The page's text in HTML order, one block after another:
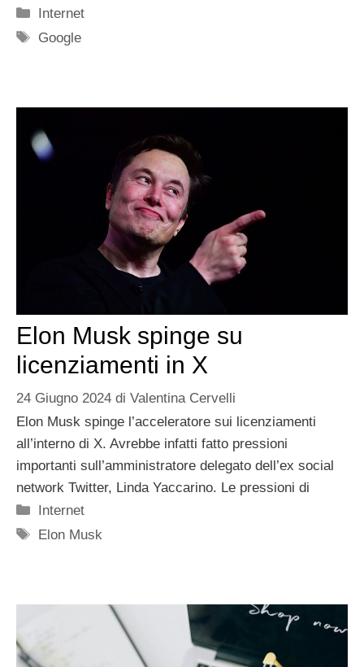
Categorie
Internet
Tag
Google
Elon Musk spinge su
licenziamenti in X
24 Giugno 2024 di Valentina Cervelli
Elon Musk spinge l’acceleratore sui licenziamenti
all’interno di X. Avrebbe infatti fatto pressioni
importanti sull’amministratore delegato dell’ex social
network Twitter, Linda Yaccarino. Le pressioni di
Categorie
Internet
Tag
Elon Musk